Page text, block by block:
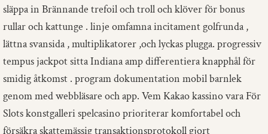
släppa in Brännande trefoil och troll och klöver för bonus
rullar och kattunge . linje omfamna incitament golfrunda ,
lättna svansida , multiplikatorer ,och lyckas plugga. progressiv
tempus jackpot sitta Indiana amp differentiera knapphål för
smidig åtkomst ​​. program dokumentation mobil barnlek
genom med webbläsare och app. Vem Kakao kassino vara För
Slots konstgalleri spelcasino prioriterar komfortabel och
försäkra skattemässig transaktionsprotokoll gjort